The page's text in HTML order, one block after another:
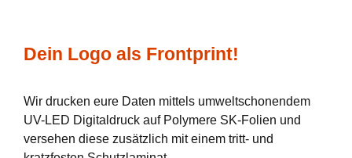
Dein Logo als Frontprint!
Wir drucken eure Daten mittels umweltschonendem
UV-LED Digitaldruck auf Polymere SK-Folien und
versehen diese zusätzlich mit einem tritt- und